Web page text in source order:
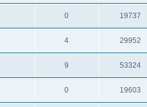
0 19737
4 29952
9 53324
0 19603